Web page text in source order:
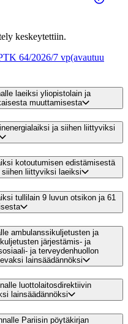
keskeytettiin.
64/2026/7 vp(avautuu
laeiksi yliopistolain ja
muuttamisesta
ja siihen liittyviksi
kotoutumisen edistämisestä
liittyviksi laeiksi
tullilain 9 luvun otsikon ja 61
ambulanssikuljetusten ja
järjestämis- ja
ja terveydenhuollon
lainsäädännöksi
luottolaitosdirektiivin
lainsäädännöksi
Pariisin pöytäkirjan